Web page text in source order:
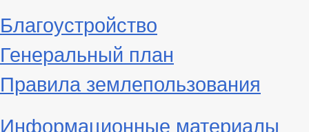
Благоустройство
Генеральный план
Правила землепользования
Информационные материалы